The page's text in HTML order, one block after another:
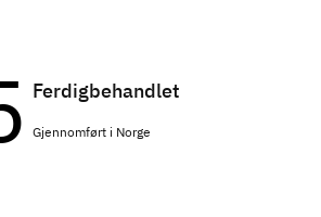
Ferdigbehandlet
Gjennomført i Norge